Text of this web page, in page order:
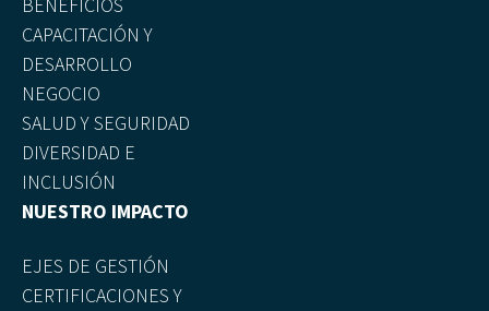
BENEFICIOS
CAPACITACIÓN Y
DESARROLLO
NEGOCIO
SALUD Y SEGURIDAD
DIVERSIDAD E
INCLUSIÓN
NUESTRO IMPACTO
EJES DE GESTIÓN
CERTIFICACIONES Y